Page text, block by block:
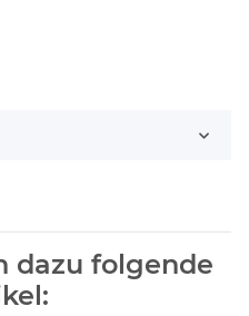
dazu folgende